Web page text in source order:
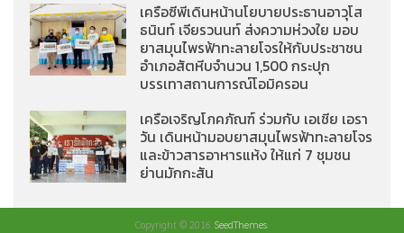
เครือซีพีเดินหน้านโยบายประธานอาวุโส
ธนินท์ เจียรวนนท์ ส่งความห่วงใย มอบ
ยาสมุนไพรฟ้าทะลายโจรให้กับประชาชน
อำเภอสัตหีบจำนวน 1,500 กระปุก
บรรเทาสถานการณ์โอมิครอน
เครือเจริญโภคภัณฑ์ ร่วมกับ เอเชีย เอรา
วัน เดินหน้ามอบยาสมุนไพรฟ้าทะลายโจร
และข้าวสารอาหารแห้ง ให้แก่ 7 ชุมชน
ย่านมักกะสัน
Copyright © 2016 SeedThemes.